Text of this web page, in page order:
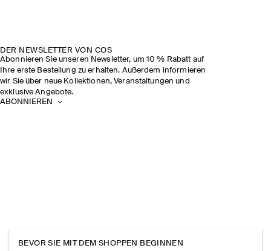
DER NEWSLETTER VON COS
Abonnieren Sie unseren Newsletter, um 10 % Rabatt auf
Ihre erste Bestellung zu erhalten. Außerdem informieren
wir Sie über neue Kollektionen, Veranstaltungen und
exklusive Angebote.
ABONNIEREN
BEVOR SIE MIT DEM SHOPPEN BEGINNEN